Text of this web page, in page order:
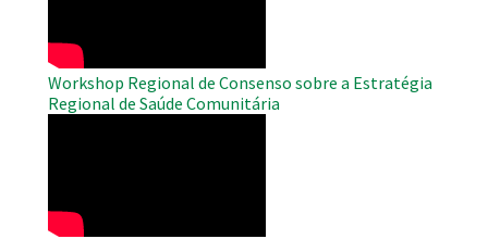
Workshop Regional de Consenso sobre a Estratégia
Regional de Saúde Comunitária